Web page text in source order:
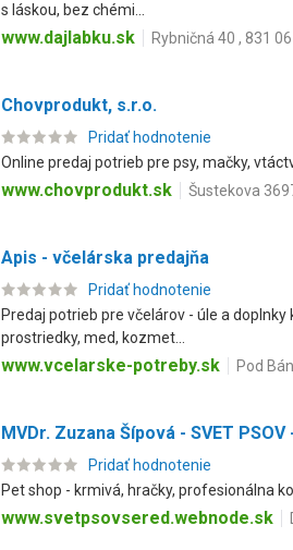
s láskou, bez chémi...
www.dajlabku.sk Rybničná 40 , 831
Chovprodukt, s.r.o.
Pridať hodnotenie
Online predaj potrieb pre psy, mačky,
www.chovprodukt.sk Šustekova
Apis - včelárska predajňa
Pridať hodnotenie
Predaj potrieb pre včelárov - úle a
prostriedky, med, kozmet...
www.vcelarske-potreby.sk Pod
MVDr. Zuzana Šípová - SVET
Pridať hodnotenie
Pet shop - krmivá, hračky, profesionálna
www.svetpsovsered.webnode.sk